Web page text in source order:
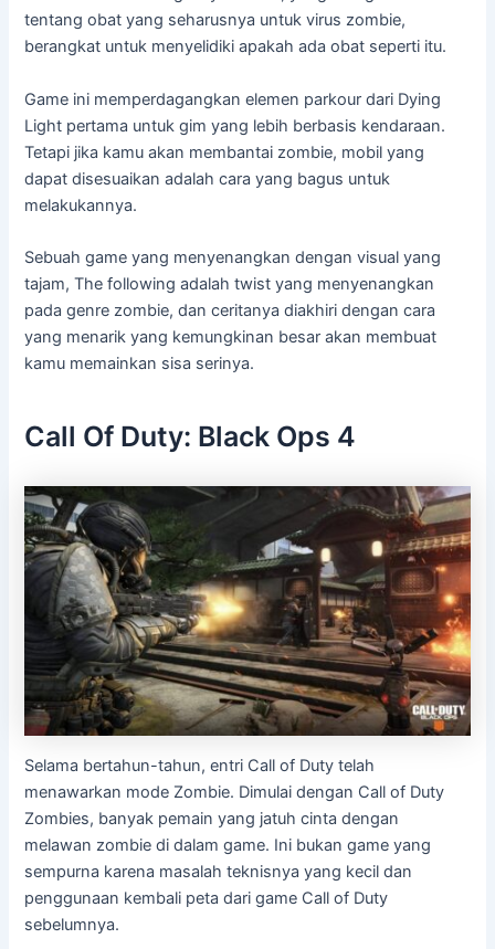
tentang obat yang seharusnya untuk virus zombie,
berangkat untuk menyelidiki apakah ada obat seperti itu.
Game ini memperdagangkan elemen parkour dari Dying
Light pertama untuk gim yang lebih berbasis kendaraan.
Tetapi jika kamu akan membantai zombie, mobil yang
dapat disesuaikan adalah cara yang bagus untuk
melakukannya.
Sebuah game yang menyenangkan dengan visual yang
tajam, The following adalah twist yang menyenangkan
pada genre zombie, dan ceritanya diakhiri dengan cara
yang menarik yang kemungkinan besar akan membuat
kamu memainkan sisa serinya.
Call Of Duty: Black Ops 4
Selama bertahun-tahun, entri Call of Duty telah
menawarkan mode Zombie. Dimulai dengan Call of Duty
Zombies, banyak pemain yang jatuh cinta dengan
melawan zombie di dalam game. Ini bukan game yang
sempurna karena masalah teknisnya yang kecil dan
penggunaan kembali peta dari game Call of Duty
sebelumnya.